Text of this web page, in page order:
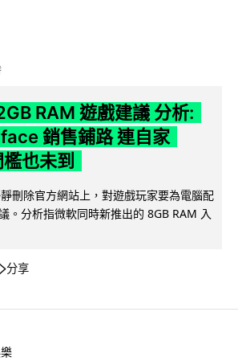
RAM 遊戲建議 分析:
銷售鋪路 連自家
也未到
刪除官方網站上，對遊戲玩家要為電腦配
。分析指微軟同時新推出的 8GB RAM 入
分享